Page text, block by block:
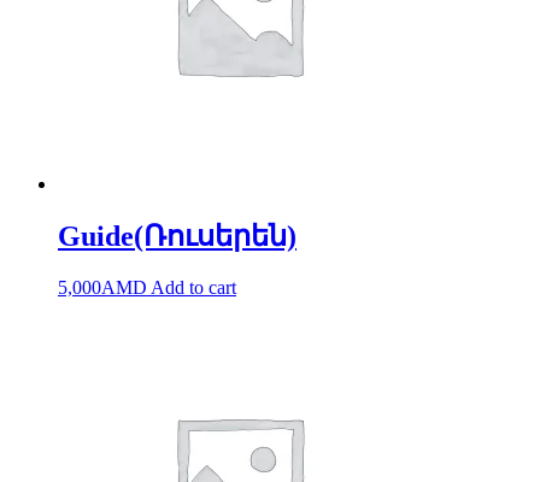
Guide(Ռուսերեն)
5,000AMD Add to cart